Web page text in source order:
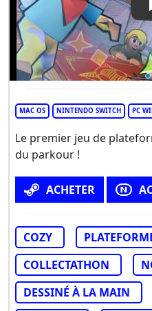
MAC OS NINTENDO SWITCH PC
Le premier jeu de
du parkour !
ACHETER
COZY
COLLECTATHON
DESSINÉ À LA MAIN